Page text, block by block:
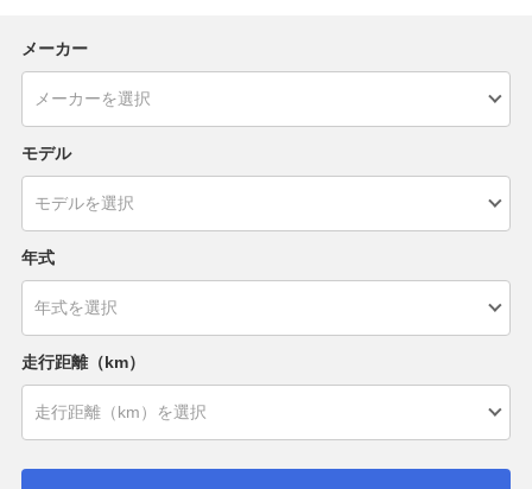
メーカー
モデル
年式
走行距離（km）